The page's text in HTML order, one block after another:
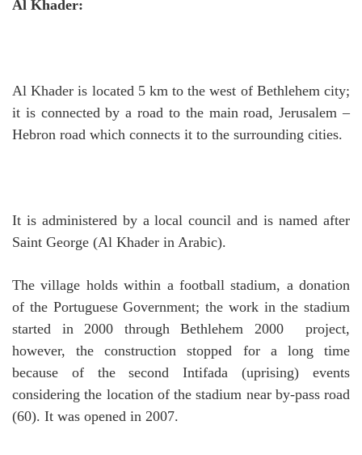
Al Khader:
Al Khader is located 5 km to the west of Bethlehem city;
it is connected by a road to the main road, Jerusalem –
Hebron road which connects it to the surrounding cities.
It is administered by a local council and is named after
Saint George (Al Khader in Arabic).
The village holds within a football stadium, a donation
of the Portuguese Government; the work in the stadium
started in 2000 through Bethlehem 2000 project,
however, the construction stopped for a long time
because of the second Intifada (uprising) events
considering the location of the stadium near by-pass road
(60). It was opened in 2007.